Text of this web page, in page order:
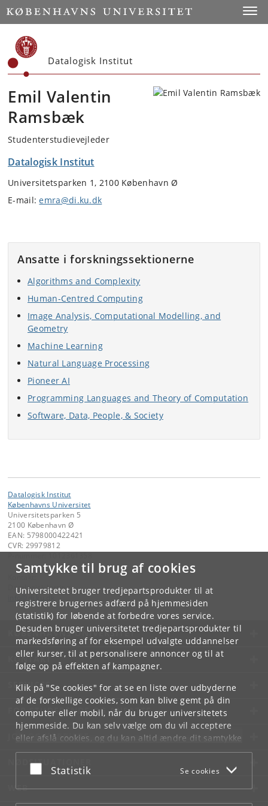
Samtykke til brug af cookies
Universitetet bruger tredjepartsprodukter til at
registrere brugernes adfærd på hjemmesiden
(statistik) for løbende at forbedre vores service.
Desuden bruger universitetet tredjepartsprodukter til
markedsføring af for eksempel udvalgte uddannelser
eller kurser, til at personalisere annoncer og til at
følge op på effekten af kampagner.
Klik på "Se cookies" for at se en liste over udbyderne
af de forskellige cookies, som kan blive gemt på din
computer eller mobil, når du bruger universitetets
hjemmeside. Du kan selv vælge om du vil acceptere
eller afslå cookies, og du kan altid ændre dit samtykke
underCookie- og privatlivspolitiksom du finder i
bunden af hver side.
Acceptér eller afslå
Statistik Se cookies
Start
Datalogisk Institut
Emil Valentin
Ramsbæk
Studenterstudievejleder
Datalogisk Institut
Universitetsparken 1, 2100 København Ø
E-mail:emra@di.ku.dk
Ansatte i forskningssektionerne
Algorithms and Complexity
Human-Centred Computing
Image Analysis, Computational Modelling, and
Geometry
Machine Learning
Natural Language Processing
Pioneer AI
Programming Languages and Theory of Computation
Software, Data, People, & Society
Datalogisk Institut
Københavns Universitet
Universitetsparken 5
2100 København Ø
EAN: 5798000422421
CVR: 29979812
Datalogisk Institut
KØBENHAVNS UNIVERSITET
KONTAKT
SERVICES
FOR STUDERENDE OG ANSATTE
JOB OG KARRIERE
NØDSITUATIONER
WEB